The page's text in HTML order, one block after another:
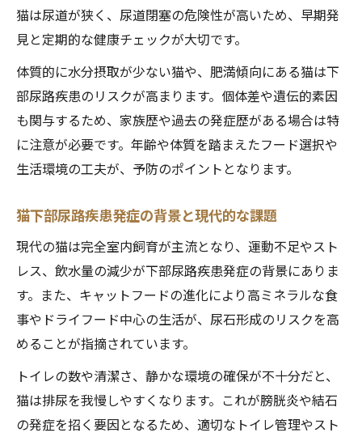
生活習慣を見直して再発防止を目指す
猫下部尿路疾患の再発予防は生活習慣改善
から
猫のトイレ環境見直しと下部尿路疾患予防
猫の食事管理で下部尿路疾患リスクを下げ
る方法
肥満対策が猫下部尿路疾患の再発防止に有
猫下部尿路疾患再発防止のための水分摂取
工夫
猫は尿道が狭く、尿道閉塞の危険性が高いため、早期発
見と定期的な健康チェックが大切です。
体質的に水分摂取が少ない猫や、肥満傾向にある猫は下
部尿路疾患のリスクが高まります。個体差や遺伝的素因
も関与するため、家族歴や過去の発症歴がある場合は特
に注意が必要です。年齢や体質を踏まえたフード選択や
生活環境の工夫が、予防のポイントとなります。
猫下部尿路疾患発症の背景と現代的な課題
現代の猫は完全室内飼育が主流となり、運動不足やスト
レス、飲水量の減少が下部尿路疾患発症の背景にありま
す。また、キャットフードの進化により高ミネラルな食
事やドライフード中心の生活が、尿石形成のリスクを高
めることが指摘されています。
トイレの数や清潔さ、静かな環境の確保が不十分だと、
猫は排尿を我慢しやすくなります。これが膀胱炎や結石
の発症を招く要因となるため、適切なトイレ管理やスト